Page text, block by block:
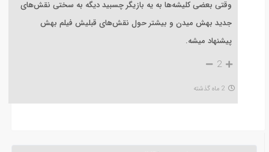
وقتی بعضی کلیشه‌ها به یه بازیگر چسبید دیگه به سختی نقش‌های
جدید بهش میدن و بیشتر حول نقش‌های قبلیش فیلم بهش
پیشنهاد میشه.
2
2 ماه گذشته